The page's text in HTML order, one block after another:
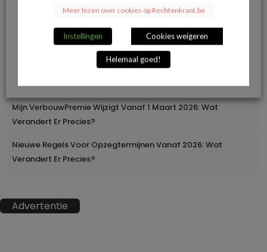
Herroepingsrecht Bij Online Aankopen: Wanneer Mag Je Iets
Geleidelijke Verhoging Van Loopbaanvoorwaarden
Europa Moderniseert Het Rijbewijs: Digitaal En
Grensoverschrijdend
Mijn VerbouwPremie Wijzigt Vanaf 1 Maart 2026: Wat
Verandert Er Precies?
Nieuwe Regels Voor Opzegtermijnen Vanaf 2026: Wat
Verandert Er Precies?
Advertentie
Meer lezen over cookies op Rechtenkrant.be
Instellingen Cookies weigeren
Helemaal goed!